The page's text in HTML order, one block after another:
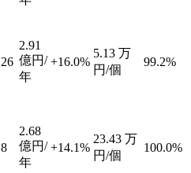
26
2.91
億円/
年
+16.0%
5.13 万
円/個
99.2%
8
2.68
億円/
年
+14.1%
23.43 万
円/個
100.0%